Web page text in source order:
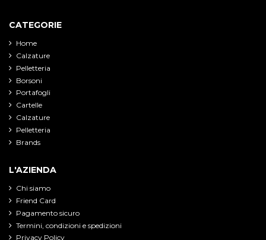
CATEGORIE
Home
Calzature
Pelletteria
Borsoni
Portafogli
Cartelle
Calzature
Pelletteria
Brands
L'AZIENDA
Chi siamo
Friend Card
Pagamento sicuro
Termini, condizioni e spedizioni
Privacy Policy